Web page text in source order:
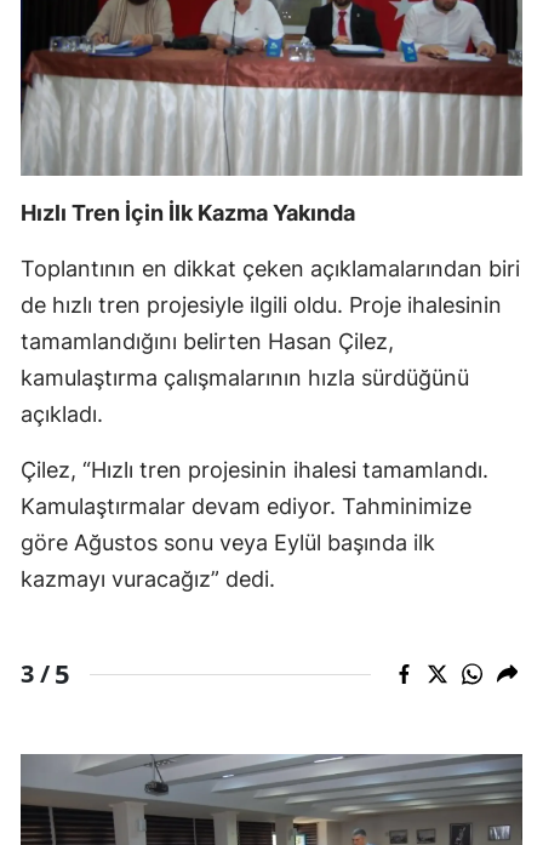
Hızlı Tren İçin İlk Kazma Yakında
Toplantının en dikkat çeken açıklamalarından biri
de hızlı tren projesiyle ilgili oldu. Proje ihalesinin
tamamlandığını belirten Hasan Çilez,
kamulaştırma çalışmalarının hızla sürdüğünü
açıkladı.
Çilez, “Hızlı tren projesinin ihalesi tamamlandı.
Kamulaştırmalar devam ediyor. Tahminimize
göre Ağustos sonu veya Eylül başında ilk
kazmayı vuracağız” dedi.
3 /5